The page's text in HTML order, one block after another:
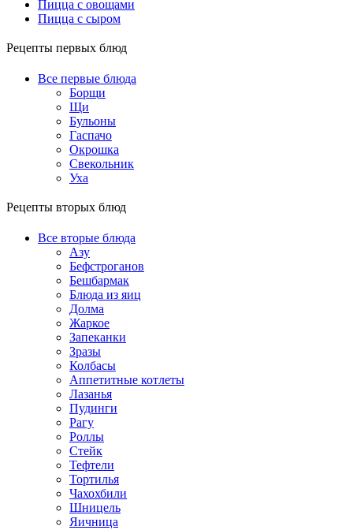
Пицца с овощами
Пицца с сыром
Рецепты первых блюд
Все первые блюда
Борщи
Щи
Бульоны
Гаспачо
Окрошка
Свекольник
Уха
Рецепты вторых блюд
Все вторые блюда
Азу
Бефстроганов
Бешбармак
Блюда из яиц
Долма
Жаркое
Запеканки
Зразы
Колбасы
Аппетитные котлеты
Лазанья
Пудинги
Рагу
Роллы
Стейк
Тефтели
Тортилья
Чахохбили
Шницель
Яичница